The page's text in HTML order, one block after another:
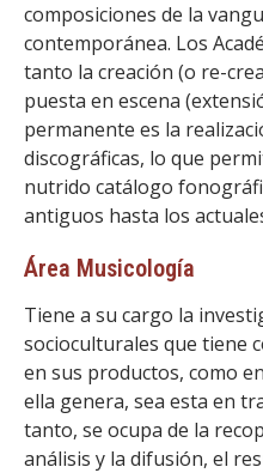
composiciones de la
contemporánea. Los
tanto la creación (o re-
puesta en escena
permanente es la
discográficas, lo que
nutrido catálogo
antiguos hasta los
Área Musicología
Tiene a su cargo la
socioculturales que tiene
en sus productos, como
ella genera, sea esta en
tanto, se ocupa de la
análisis y la difusión, el